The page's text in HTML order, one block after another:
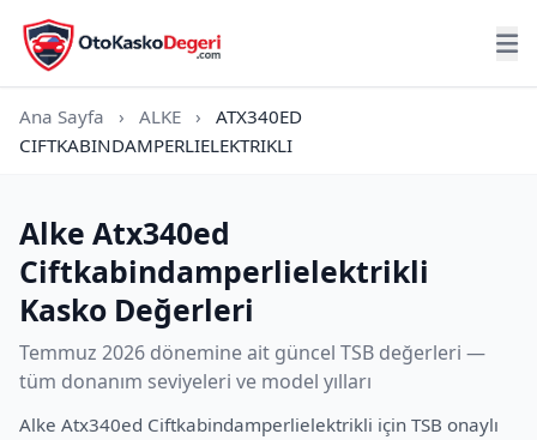
Ana Sayfa › ALKE ›
ATX340ED
CIFTKABINDAMPERLIELEKTRIKLI
Alke Atx340ed
Ciftkabindamperlielektrikli
Kasko Değerleri
Temmuz 2026 dönemine ait güncel TSB değerleri —
tüm donanım seviyeleri ve model yılları
Alke Atx340ed Ciftkabindamperlielektrikli için TSB onaylı